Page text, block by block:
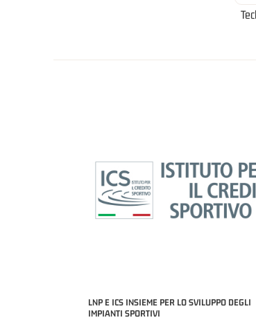
LNP E ICS INSIEME PER LO SVILUPPO DEGLI
IMPIANTI SPORTIVI